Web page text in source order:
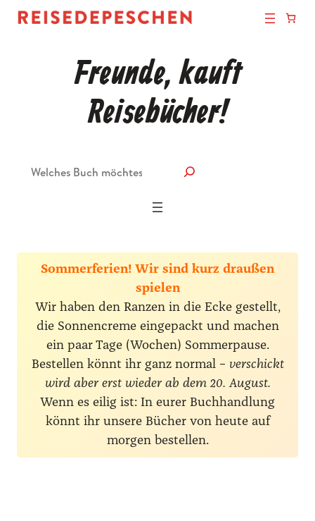
Freunde, kauft
Reisebücher!
Sommerferien! Wir sind kurz draußen
spielen
Wir haben den Ranzen in die Ecke gestellt,
die Sonnencreme eingepackt und machen
ein paar Tage (Wochen) Sommerpause.
Bestellen könnt ihr ganz normal – verschickt
wird aber erst wieder ab dem 20. August.
Wenn es eilig ist: In eurer Buchhandlung
könnt ihr unsere Bücher von heute auf
morgen bestellen.